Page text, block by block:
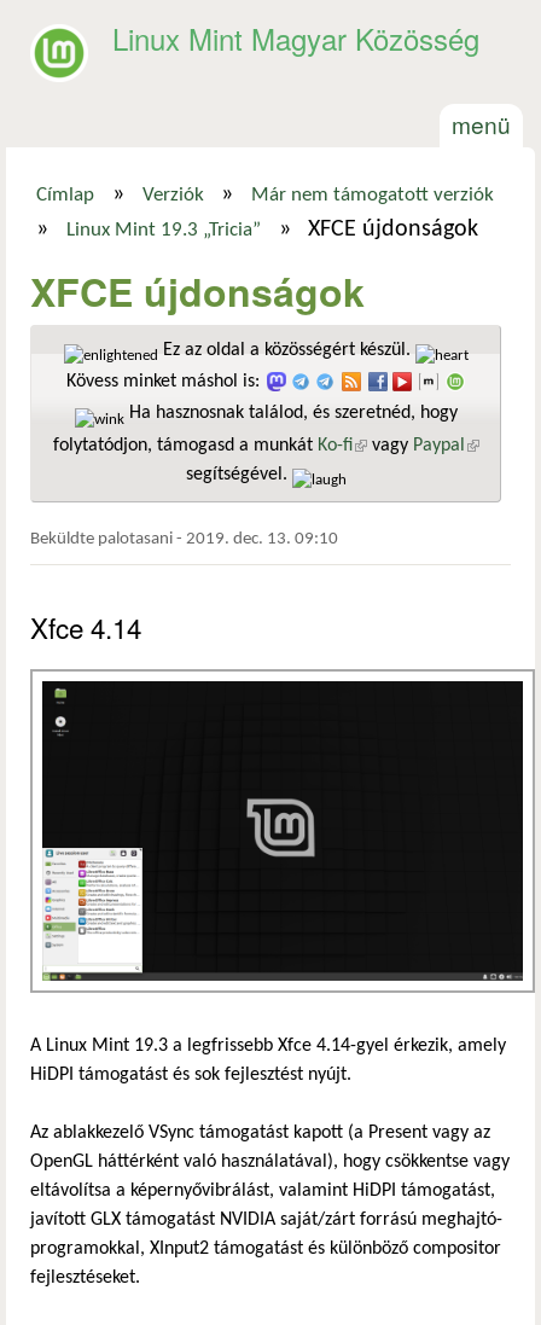
Linux Mint Magyar Közösség
menü
Jelenlegi hely
Címlap » Verziók » Már nem támogatott verziók
» Linux Mint 19.3 „Tricia” » XFCE újdonságok
XFCE újdonságok
Ez az oldal a közösségért készül.
Kövess minket máshol is:
Ha hasznosnak találod, és szeretnéd, hogy
folytatódjon, támogasd a munkát Ko-fi(külső hivatkozás)
vagy Paypal
segítségével.
Beküldte palotasani - 2019. dec. 13. 09:10
Xfce 4.14
A Linux Mint 19.3 a legfrissebb Xfce 4.14-gyel érkezik, amely
HiDPI támogatást és sok fejlesztést nyújt.
Az ablakkezelő VSync támogatást kapott (a Present vagy az
OpenGL háttérként való használatával), hogy csökkentse vagy
eltávolítsa a képernyővibrálást, valamint HiDPI támogatást,
javított GLX támogatást NVIDIA saját/zárt forrású meghajtó-
programokkal, XInput2 támogatást és különböző compositor
fejlesztéseket.